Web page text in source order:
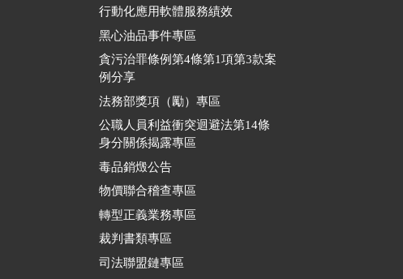
行動化應用軟體服務績效
黑心油品事件專區
貪污治罪條例第4條第1項第3款案
例分享
法務部獎項（勵）專區
公職人員利益衝突迴避法第14條
身分關係揭露專區
毒品銷燬公告
物價聯合稽查專區
轉型正義業務專區
裁判書類專區
司法聯盟鏈專區